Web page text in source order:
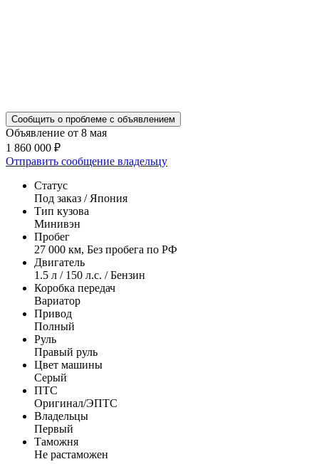
Сообщить о проблеме с объявлением
Объявление от 8 мая
1 860 000 ₽
Отправить сообщение владельцу
Статус
Под заказ / Япония
Тип кузова
Минивэн
Пробег
27 000 км, Без пробега по РФ
Двигатель
1.5 л / 150 л.с. / Бензин
Коробка передач
Вариатор
Привод
Полный
Руль
Правый руль
Цвет машины
Серый
ПТС
Оригинал/ЭПТС
Владельцы
Первый
Таможня
Не растаможен